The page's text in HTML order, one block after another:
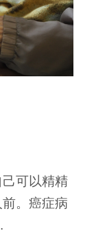
可以精精
。癌症病